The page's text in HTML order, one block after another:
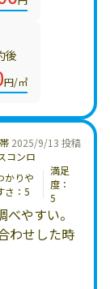
後
円/㎥
2025/9/13 投稿
コンロ
かりや
さ：5
満足
度：
5
やすい。
わせした時